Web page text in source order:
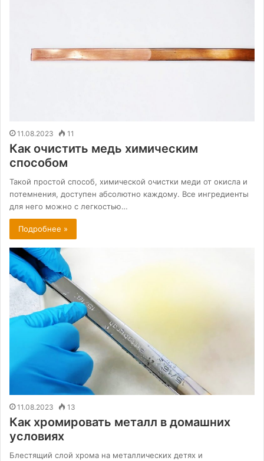
11.08.2023 11
Как очистить медь химическим
способом
Такой простой способ, химической очистки меди от окисла и
потемнения, доступен абсолютно каждому. Все ингредиенты
для него можно с легкостью…
Подробнее »
11.08.2023 13
Как хромировать металл в домашних
условиях
Блестящий слой хрома на металлических детях и